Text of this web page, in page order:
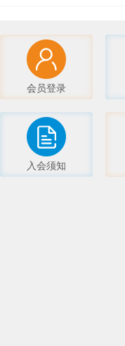
会员登录
入会须知